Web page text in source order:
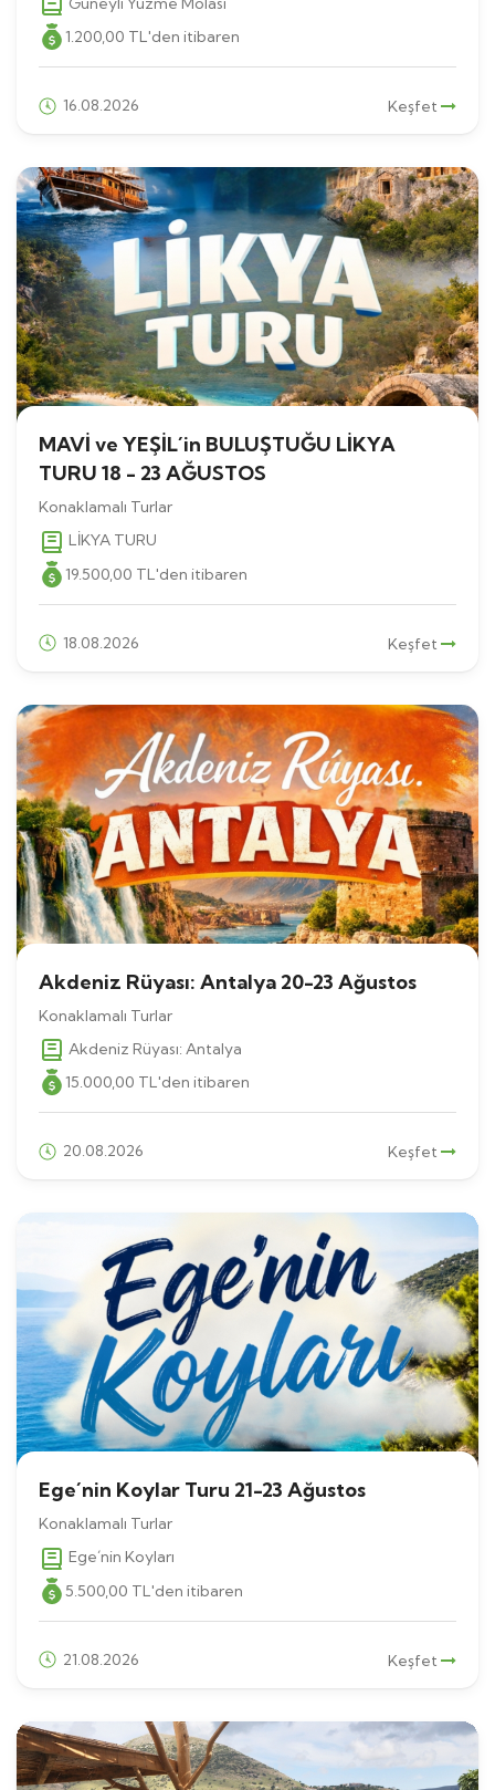
1.200,00 TL'den itibaren
16.08.2026 Keşfet
MAVİ ve YEŞİL´in BULUŞTUĞU LİKYA
TURU 18 - 23 AĞUSTOS
Konaklamalı Turlar
LİKYA TURU
19.500,00 TL'den itibaren
18.08.2026 Keşfet
Akdeniz Rüyası: Antalya 20-23 Ağustos
Konaklamalı Turlar
Akdeniz Rüyası: Antalya
15.000,00 TL'den itibaren
20.08.2026 Keşfet
Ege´nin Koylar Turu 21-23 Ağustos
Konaklamalı Turlar
Ege´nin Koyları
5.500,00 TL'den itibaren
21.08.2026 Keşfet